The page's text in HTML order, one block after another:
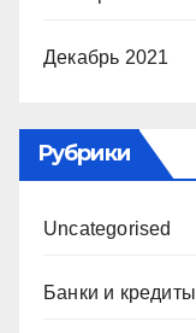
Декабрь 2021
Рубрики
Uncategorised
Банки и кредиты